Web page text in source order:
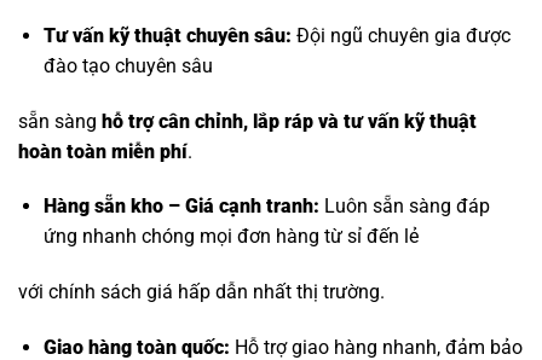
Tư vấn kỹ thuật chuyên sâu: Đội ngũ chuyên gia được
đào tạo chuyên sâu
sẵn sàng hỗ trợ cân chỉnh, lắp ráp và tư vấn kỹ thuật
hoàn toàn miễn phí.
Hàng sẵn kho – Giá cạnh tranh: Luôn sẵn sàng đáp
ứng nhanh chóng mọi đơn hàng từ sỉ đến lẻ
với chính sách giá hấp dẫn nhất thị trường.
Giao hàng toàn quốc: Hỗ trợ giao hàng nhanh, đảm bảo